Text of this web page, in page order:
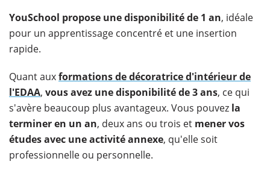
YouSchool propose une disponibilité de 1 an, idéale
pour un apprentissage concentré et une insertion
rapide.
Quant auxformations de décoratrice d'intérieur de
l'EDAA, vous avez une disponibilité de 3 ans, ce qui
s'avère beaucoup plus avantageux. Vous pouvez la
terminer en un an, deux ans ou trois et mener vos
études avec une activité annexe, qu'elle soit
professionnelle ou personnelle.